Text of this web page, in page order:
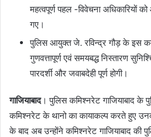
महत्वपूर्ण पहल -विवेचना अधिकारियों
गए।
पुलिस आयुक्त जे. रविन्द्र गौड़ के इस
गुणवत्तापूर्ण एवं समयबद्ध निस्तारण
पारदर्शी और जवाबदेही पूर्ण होगी।
गाजियाबाद। पुलिस कमिश्नरेट गाजियाबाद के
कमिश्नरेट के थानो का कायाकल्प करते हुए
के बाद अब उन्होंने कमिश्नरेट गाजियाबाद